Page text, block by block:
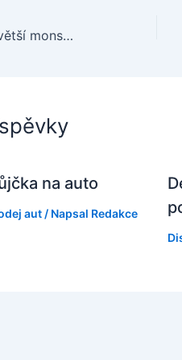
Vyrobeno pro rychlost: Největší monstra na čtyřech kolech!
na auto
aut / Napsal Redakce